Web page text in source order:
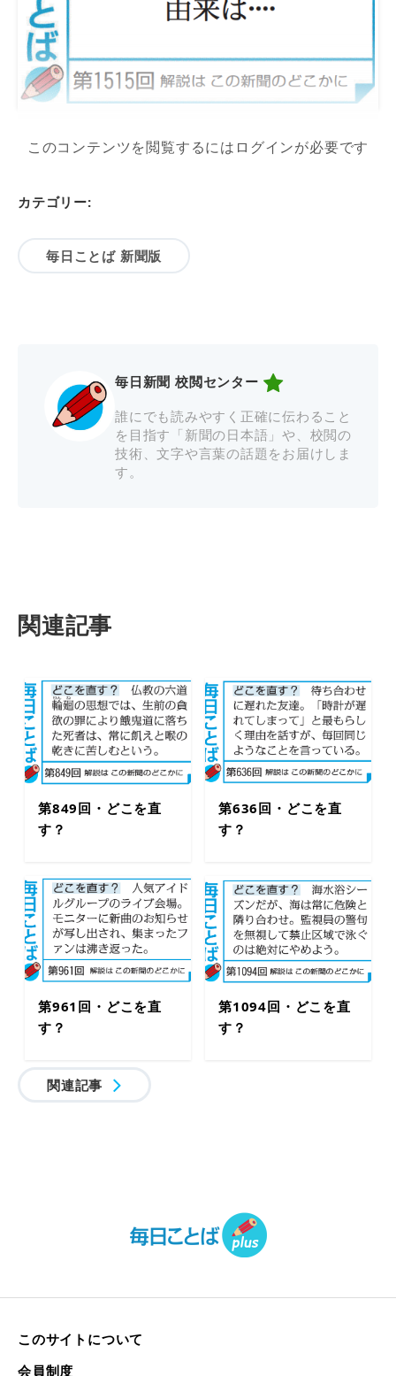
このコンテンツを閲覧するにはログインが必要です
カテゴリー:
毎日ことば 新聞版
毎日新聞 校閲センター
誰にでも読みやすく正確に伝わること
を目指す「新聞の日本語」や、校閲の
技術、文字や言葉の話題をお届けしま
す。
関連記事
第849回・どこを直
す？
第636回・どこを直
す？
第961回・どこを直
す？
第1094回・どこを直
す？
関連記事
このサイトについて
会員制度